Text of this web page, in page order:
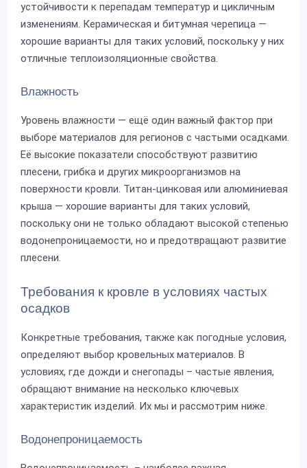
устойчивости к перепадам температур и цикличным
изменениям. Керамическая и битумная черепица —
хорошие варианты для таких условий, поскольку у них
отличные теплоизоляционные свойства.
Влажность
Уровень влажности — ещё один важный фактор при
выборе материалов для регионов с частыми осадками.
Её высокие показатели способствуют развитию
плесени, грибка и других микроорганизмов на
поверхности кровли. Титан-цинковая или алюминиевая
крыша — хорошие варианты для таких условий,
поскольку они не только обладают высокой степенью
водонепроницаемости, но и предотвращают развитие
плесени.
Требования к кровле в условиях частых
осадков
Конкретные требования, также как погодные условия,
определяют выбор кровельных материалов. В
условиях, где дожди и снегопады – частые явления,
обращают внимание на несколько ключевых
характеристик изделий. Их мы и рассмотрим ниже.
Водонепроницаемость